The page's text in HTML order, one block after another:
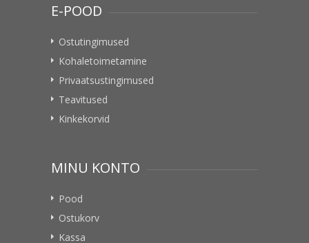
E-POOD
Ostutingimused
Kohaletoimetamine
Privaatsustingimused
Teavitused
Kinkekorvid
MINU KONTO
Pood
Ostukorv
Kassa